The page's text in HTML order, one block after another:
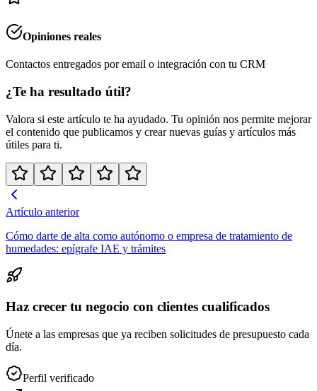
Opiniones reales
Contactos entregados por email o integración con tu CRM
¿Te ha resultado útil?
Valora si este artículo te ha ayudado. Tu opinión nos permite mejorar
el contenido que publicamos y crear nuevas guías y artículos más
útiles para ti.
Artículo anterior
Cómo darte de alta como autónomo o empresa de tratamiento de
humedades: epígrafe IAE y trámites
Haz crecer tu negocio con clientes cualificados
Únete a las empresas que ya reciben solicitudes de presupuesto cada
día.
Perfil verificado